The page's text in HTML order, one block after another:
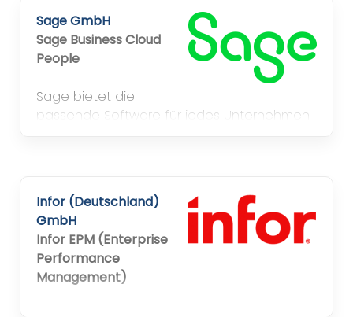
Pharmahandel, Lebensmittel, techn. Handel,
Textil. 50–250 MA, DACH.
Sage GmbH
Sage Business Cloud
People
Sage bietet die
passende Software für jedes Unternehmen
Infor (Deutschland)
GmbH
Infor EPM (Enterprise
Performance
Management)